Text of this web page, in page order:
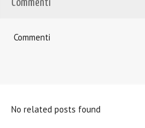
Commenti
Commenti
No related posts found